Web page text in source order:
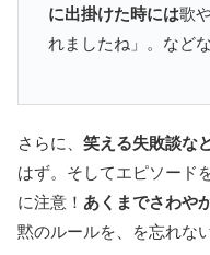
に出掛けた時には歌
れましたね」。など
さらに、 笑える失敗談な
はず。そしてエピソード
に注意！ あくまでさわや
黙のルールを、を忘れな